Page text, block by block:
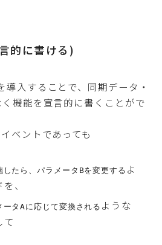
的に書ける)
入することで、同期データ・
機能を宣言的に書くことがで
ベントであっても
たら、パラメータBを変更する よ
、
タAに応じて変換される ような
て